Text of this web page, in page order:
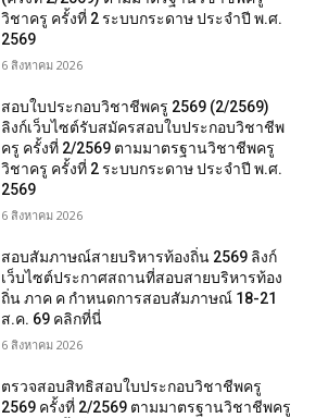
วิชาครู ครั้งที่ 2 ระบบกระดาษ ประจำปี พ.ศ.
2569
6 สิงหาคม 2026
สอบใบประกอบวิชาชีพครู 2569 (2/2569)
ลิงก์เว็บไซต์รับสมัครสอบใบประกอบวิชาชีพ
ครู ครั้งที่ 2/2569 ตามมาตรฐานวิชาชีพครู
วิชาครู ครั้งที่ 2 ระบบกระดาษ ประจำปี พ.ศ.
2569
6 สิงหาคม 2026
สอบสัมภาษณ์สายบริหารท้องถิ่น 2569 ลิงก์
เว็บไซต์ประกาศสถานที่สอบสายบริหารท้อง
ถิ่น ภาค ค กำหนดการสอบสัมภาษณ์ 18-21
ส.ค. 69 คลิกที่นี่
6 สิงหาคม 2026
ตรวจสอบสิทธิสอบใบประกอบวิชาชีพครู
2569 ครั้งที่ 2/2569 ตามมาตรฐานวิชาชีพครู